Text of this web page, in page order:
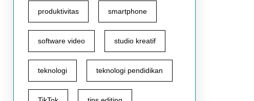
produktivitas smartphone
software video studio kreatif
teknologi teknologi pendidikan